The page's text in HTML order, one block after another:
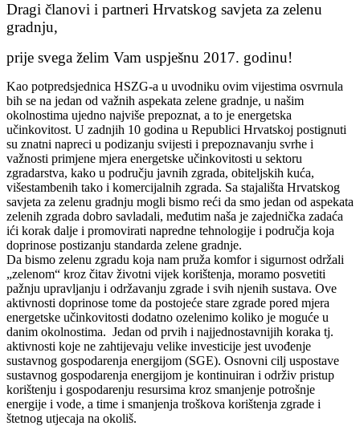
Dragi članovi i partneri Hrvatskog savjeta za zelenu
gradnju,
prije svega želim Vam uspješnu 2017. godinu!
Kao potpredsjednica HSZG-a u uvodniku ovim vijestima osvrnula
bih se na jedan od važnih aspekata zelene gradnje, u našim
okolnostima ujedno najviše prepoznat, a to je energetska
učinkovitost. U zadnjih 10 godina u Republici Hrvatskoj postignuti
su znatni napreci u podizanju svijesti i prepoznavanju svrhe i
važnosti primjene mjera energetske učinkovitosti u sektoru
zgradarstva, kako u području javnih zgrada, obiteljskih kuća,
višestambenih tako i komercijalnih zgrada. Sa stajališta Hrvatskog
savjeta za zelenu gradnju mogli bismo reći da smo jedan od aspekata
zelenih zgrada dobro savladali, međutim naša je zajednička zadaća
ići korak dalje i promovirati napredne tehnologije i područja koja
doprinose postizanju standarda zelene gradnje.
Da bismo zelenu zgradu koja nam pruža komfor i sigurnost održali
„zelenom“ kroz čitav životni vijek korištenja, moramo posvetiti
pažnju upravljanju i održavanju zgrade i svih njenih sustava. Ove
aktivnosti doprinose tome da postojeće stare zgrade pored mjera
energetske učinkovitosti dodatno ozelenimo koliko je moguće u
danim okolnostima. Jedan od prvih i najjednostavnijih koraka tj.
aktivnosti koje ne zahtijevaju velike investicije jest uvođenje
sustavnog gospodarenja energijom (SGE). Osnovni cilj uspostave
sustavnog gospodarenja energijom je kontinuiran i održiv pristup
korištenju i gospodarenju resursima kroz smanjenje potrošnje
energije i vode, a time i smanjenja troškova korištenja zgrade i
štetnog utjecaja na okoliš.